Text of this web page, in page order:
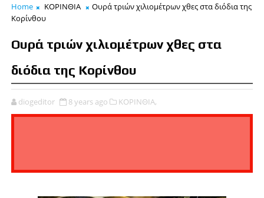
Home ΚΟΡΙΝΘΙΑ
Ουρά τριών χιλιομέτρων χθες στα διόδια της
Κορίνθου
Ουρά τριών χιλιομέτρων χθες στα
διόδια της Κορίνθου
diogeditor 8 years ago ΚΟΡΙΝΘΙΑ,